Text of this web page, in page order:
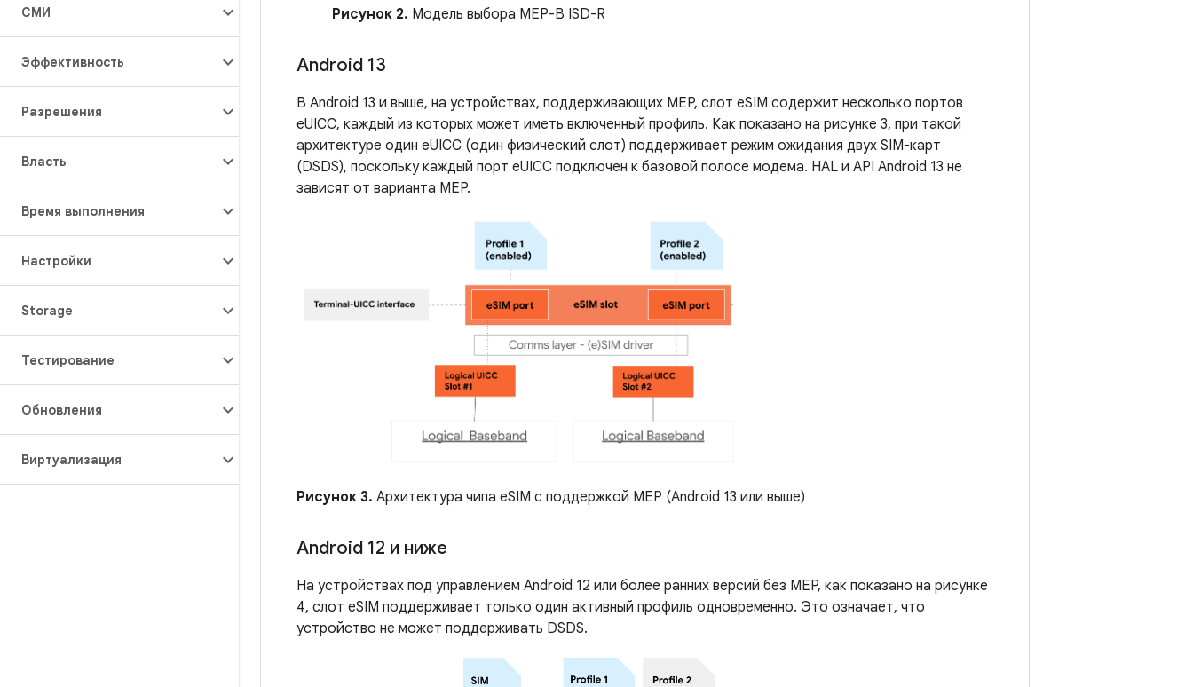
СМИ
Эффективность
Разрешения
Власть
Время выполнения
Настройки
Storage
Тестирование
Обновления
Виртуализация
Рисунок 2. Модель выбора MEP-B ISD-R
Android 13
В Android 13 и выше, на устройствах, поддерживающих MEP, слот eSIM содержит несколько портов
eUICC, каждый из которых может иметь включенный профиль. Как показано на рисунке 3, при такой
архитектуре один eUICC (один физический слот) поддерживает режим ожидания двух SIM-карт
(DSDS), поскольку каждый порт eUICC подключен к базовой полосе модема. HAL и API Android 13 не
зависят от варианта MEP.
Рисунок 3. Архитектура чипа eSIM с поддержкой MEP (Android 13 или выше)
Android 12 и ниже
На устройствах под управлением Android 12 или более ранних версий без MEP, как показано на рисунке
4, слот eSIM поддерживает только один активный профиль одновременно. Это означает, что
устройство не может поддерживать DSDS.